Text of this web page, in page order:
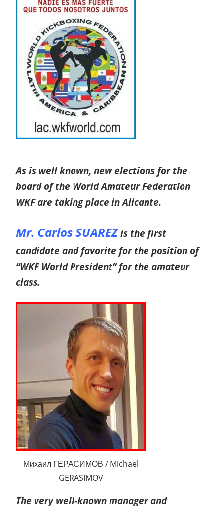
As is well known, new elections for the
board of the World Amateur Federation
WKF are taking place in Alicante.
Mr. Carlos SUAREZis the first
candidate and favorite for the position of
“WKF World President” for the amateur
class.
Михаил ГЕРАСИМОВ / Michael
GERASIMOV
The very well-known manager and